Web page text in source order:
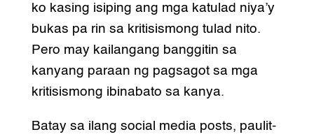
ko kasing isiping ang mga katulad niya’y
bukas pa rin sa kritisismong tulad nito.
Pero may kailangang banggitin sa
kanyang paraan ng pagsagot sa mga
kritisismong ibinabato sa kanya.
Batay sa ilang social media posts, paulit-